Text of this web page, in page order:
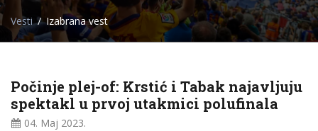
Vesti Izabrana vest
Počinje plej-of: Krstić i Tabak najavljuju
spektakl u prvoj utakmici polufinala
04. Maj 2023.